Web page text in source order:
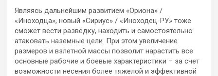
Являясь дальнейшим развитием «Ориона» /
«Иноходца», новый «Сириус» / «Иноходец-РУ» тоже
сможет вести разведку, находить и самостоятельно
атаковать наземные цели. При этом увеличение
размеров и взлетной массы позволит нарастить все
основные рабочие и боевые характеристики – за счет
возможности несения более тяжелой и эффективной